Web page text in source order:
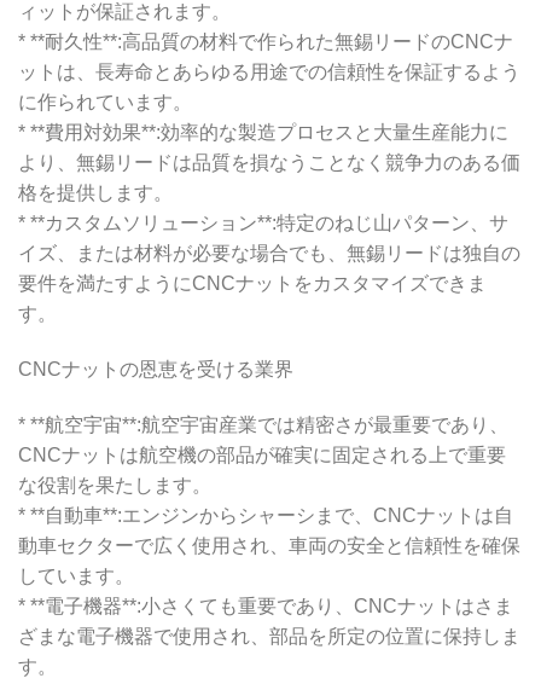
ィットが保証されます。
* **耐久性**:高品質の材料で作られた無錫リードのCNCナ
ットは、長寿命とあらゆる用途での信頼性を保証するよう
に作られています。
* **費用対効果**:効率的な製造プロセスと大量生産能力に
より、無錫リードは品質を損なうことなく競争力のある価
格を提供します。
* **カスタムソリューション**:特定のねじ山パターン、サ
イズ、または材料が必要な場合でも、無錫リードは独自の
要件を満たすようにCNCナットをカスタマイズできま
す。
CNCナットの恩恵を受ける業界
* **航空宇宙**:航空宇宙産業では精密さが最重要であり、
CNCナットは航空機の部品が確実に固定される上で重要
な役割を果たします。
* **自動車**:エンジンからシャーシまで、CNCナットは自
動車セクターで広く使用され、車両の安全と信頼性を確保
しています。
* **電子機器**:小さくても重要であり、CNCナットはさま
ざまな電子機器で使用され、部品を所定の位置に保持しま
す。